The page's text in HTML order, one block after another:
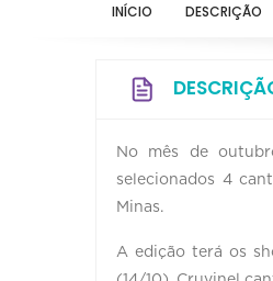
INÍCIO DESCRIÇÃO
No mês de
selecionados 4
Minas.
A edição terá os